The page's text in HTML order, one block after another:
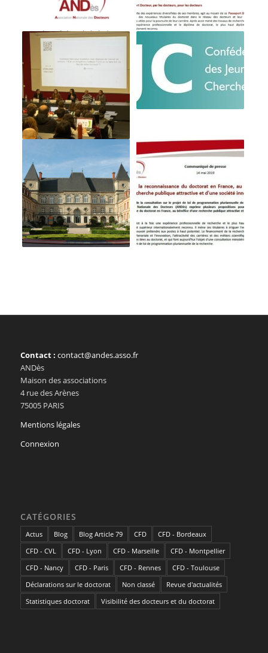
Contact : contact@andes.asso.fr
ANDès
Maison des associations
4 rue des Arènes
75005 PARIS
Mentions légales
Connexion
CATÉGORIES
Actus Blog Blog Article 79 CFD
CFD - Bordeaux
CFD - CVL
CFD - Lyon CFD - Marseille
CFD - Montpellier
CFD - Nancy
CFD - Paris CFD - Rennes
CFD - Toulouse
Déclarations sur le doctorat
Non classé
Revue d'actualités
Statistiques doctorat
Visibilité des docteurs et du doctorat